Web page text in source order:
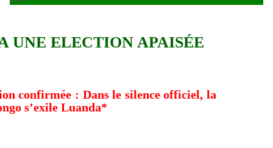
UNE ELECTION APAISÉE
confirmée : Dans le silence officiel, la
s’exile Luanda*